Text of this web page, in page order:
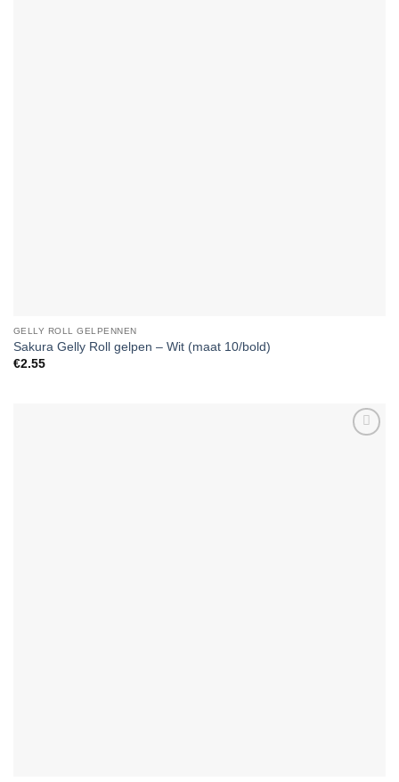
GELLY ROLL GELPENNEN
Sakura Gelly Roll gelpen – Wit (maat 10/bold)
€2.55